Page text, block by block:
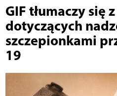
GIF tłumaczy się
dotyczących
szczepionkami
19